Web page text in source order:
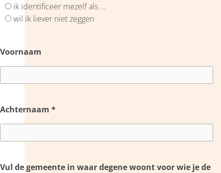
ik identificeer mezelf als ...
wil ik liever niet zeggen
Voornaam
Achternaam *
Vul de gemeente in waar degene woont voor wie je de